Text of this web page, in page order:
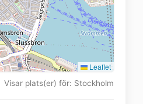
Leaflet
Visar plats(er) för: Stockholm